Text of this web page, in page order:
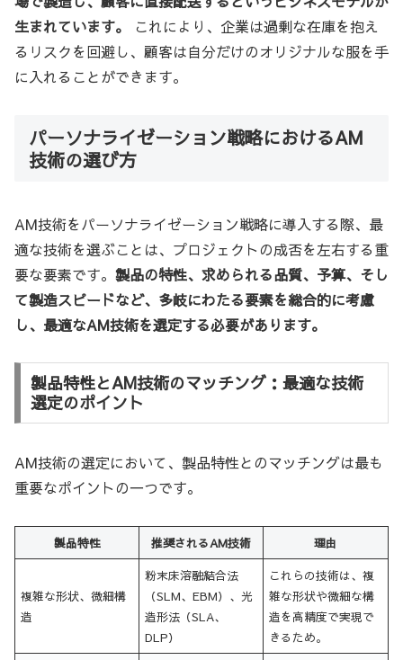
生まれています。
これにより、企業は過剰な在庫を抱え
るリスクを回避し、顧客は自分だけのオリジナルな服を手
に入れることができます。
パーソナライゼーション戦略におけるAM
技術の選び方
AM技術をパーソナライゼーション戦略に導入する際、最
適な技術を選ぶことは、プロジェクトの成否を左右する重
要な要素です。 製品の特性、求められる品質、予算、そし
て製造スピードなど、多岐にわたる要素を総合的に考慮
し、最適なAM技術を選定する必要があります。
製品特性とAM技術のマッチング：最適な技術
選定のポイント
AM技術の選定において、製品特性とのマッチングは最も
重要なポイントの一つです。
製品特性 推奨されるAM技術 理由
複雑な形状、微細構
造
粉末床溶融結合法
（SLM、EBM）、光
造形法（SLA、
DLP）
これらの技術は、複
雑な形状や微細な構
造を高精度で実現で
きるため。